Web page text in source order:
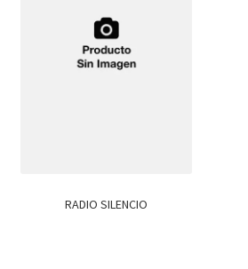
RADIO SILENCIO